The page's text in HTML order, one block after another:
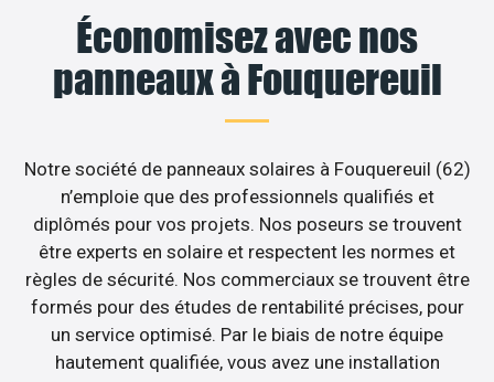
Économisez avec nos
panneaux à Fouquereuil
Notre société de panneaux solaires à Fouquereuil (62)
n’emploie que des professionnels qualifiés et
diplômés pour vos projets. Nos poseurs se trouvent
être experts en solaire et respectent les normes et
règles de sécurité. Nos commerciaux se trouvent être
formés pour des études de rentabilité précises, pour
un service optimisé. Par le biais de notre équipe
hautement qualifiée, vous avez une installation